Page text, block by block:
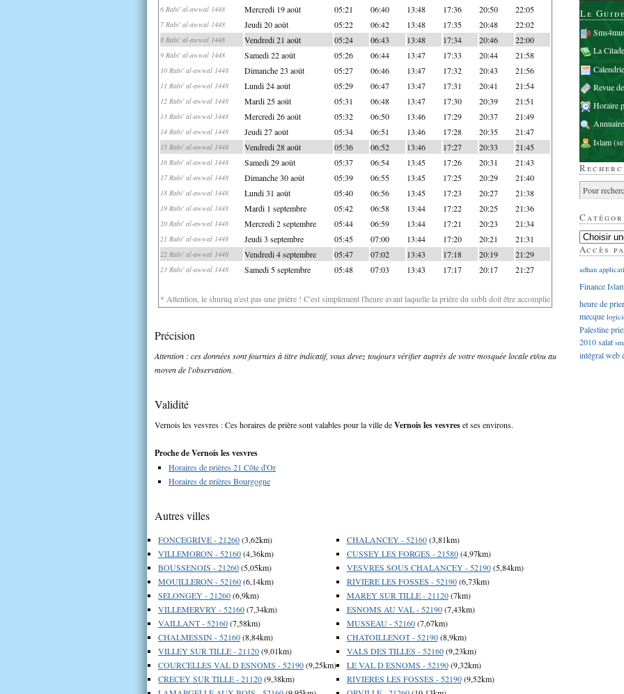
6 Rabi' al-awwal 1448 Mercredi 19 août 05:21 06:40 13:48 17:36 20:50 22:05
7 Rabi' al-awwal 1448 Jeudi 20 août 05:22 06:42 13:48 17:35 20:48 22:02
8 Rabi' al-awwal 1448 Vendredi 21 août 05:24 06:43 13:48 17:34 20:46 22:00
9 Rabi' al-awwal 1448 Samedi 22 août 05:26 06:44 13:47 17:33 20:44 21:58
10 Rabi' al-awwal 1448 Dimanche 23 août 05:27 06:46 13:47 17:32 20:43 21:56
11 Rabi' al-awwal 1448 Lundi 24 août 05:29 06:47 13:47 17:31 20:41 21:54
12 Rabi' al-awwal 1448 Mardi 25 août 05:31 06:48 13:47 17:30 20:39 21:51
13 Rabi' al-awwal 1448 Mercredi 26 août 05:32 06:50 13:46 17:29 20:37 21:49
14 Rabi' al-awwal 1448 Jeudi 27 août 05:34 06:51 13:46 17:28 20:35 21:47
15 Rabi' al-awwal 1448 Vendredi 28 août 05:36 06:52 13:46 17:27 20:33 21:45
16 Rabi' al-awwal 1448 Samedi 29 août 05:37 06:54 13:45 17:26 20:31 21:43
17 Rabi' al-awwal 1448 Dimanche 30 août 05:39 06:55 13:45 17:25 20:29 21:40
18 Rabi' al-awwal 1448 Lundi 31 août 05:40 06:56 13:45 17:23 20:27 21:38
19 Rabi' al-awwal 1448 Mardi 1 septembre 05:42 06:58 13:44 17:22 20:25 21:36
20 Rabi' al-awwal 1448 Mercredi 2 septembre 05:44 06:59 13:44 17:21 20:23 21:34
21 Rabi' al-awwal 1448 Jeudi 3 septembre 05:45 07:00 13:44 17:20 20:21 21:31
22 Rabi' al-awwal 1448 Vendredi 4 septembre 05:47 07:02 13:43 17:18 20:19 21:29
23 Rabi' al-awwal 1448 Samedi 5 septembre 05:48 07:03 13:43 17:17 20:17 21:27
* Attention, le shuruq n'est pas une prière ! C'est simplement l'heure avant laquelle la prière du subh doit être accomplie
Précision
Attention : ces données sont fournies à titre indicatif, vous devez toujours vérifier auprès de votre mosquée locale et/ou au
moyen de l'observation.
Validité
Vernois les vesvres : Ces horaires de prière sont valables pour la ville deVernois les vesvreset ses environs.
Proche de Vernois les vesvres
Horaires de prières 21 Côte d'Or
Horaires de prières Bourgogne
Autres villes
FONCEGRIVE - 21260(3,62km)
VILLEMORON - 52160(4,36km)
BOUSSENOIS - 21260(5,05km)
MOUILLERON - 52160(6,14km)
SELONGEY - 21260(6,9km)
VILLEMERVRY - 52160(7,34km)
VAILLANT - 52160(7,58km)
CHALMESSIN - 52160(8,84km)
VILLEY SUR TILLE - 21120(9,01km)
COURCELLES VAL D ESNOMS - 52190(9,25km)
CRECEY SUR TILLE - 21120(9,38km)
CHALANCEY - 52160(3,81km)
CUSSEY LES FORGES - 21580(4,97km)
VESVRES SOUS CHALANCEY - 52190(5,84km)
RIVIERE LES FOSSES - 52190(6,73km)
MAREY SUR TILLE - 21120(7km)
ESNOMS AU VAL - 52190(7,43km)
MUSSEAU - 52160(7,67km)
CHATOILLENOT - 52190(8,9km)
VALS DES TILLES - 52160(9,23km)
LE VAL D ESNOMS - 52190(9,32km)
RIVIERES LES FOSSES - 52190(9,52km)
Le
La
Revue
Horaire
Islam
Accès
adhan
Finance
heure de
mecque
Palestine
2010salat
intégralweb